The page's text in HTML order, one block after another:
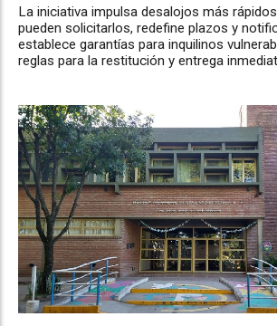
La iniciativa impulsa desalojos más
pueden solicitarlos, redefine plazos y
establece garantías para inquilinos
reglas para la restitución y entrega